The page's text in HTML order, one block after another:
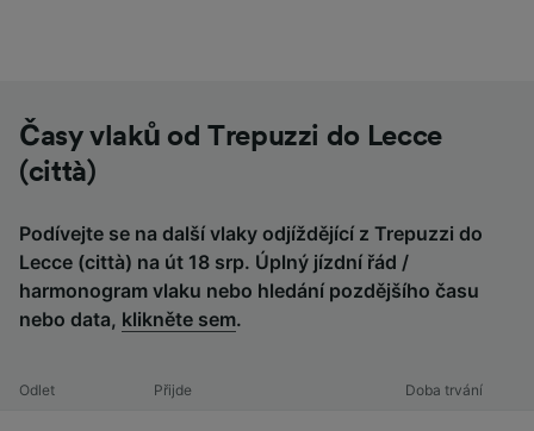
Časy vlaků od Trepuzzi do Lecce
(città)
Podívejte se na další vlaky odjíždějící z Trepuzzi do
Lecce (città) na út 18 srp. Úplný jízdní řád /
harmonogram vlaku nebo hledání pozdějšího času
nebo data, klikněte sem.
Odlet Přijde Doba trvání